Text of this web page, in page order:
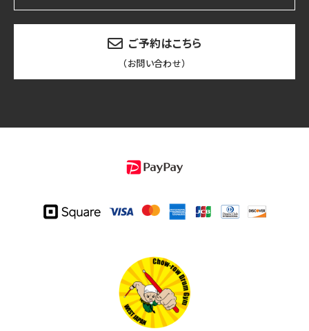
ご予約はこちら
（お問い合わせ）